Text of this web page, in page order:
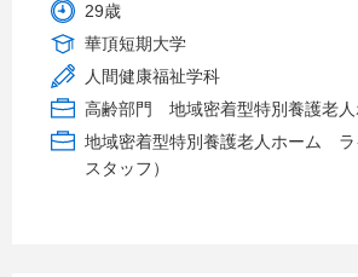
29歳
華頂短期大学
人間健康福祉学科
高齢部門 地域密着型特別養護老人
地域密着型特別養護老人ホーム ラ
スタッフ）